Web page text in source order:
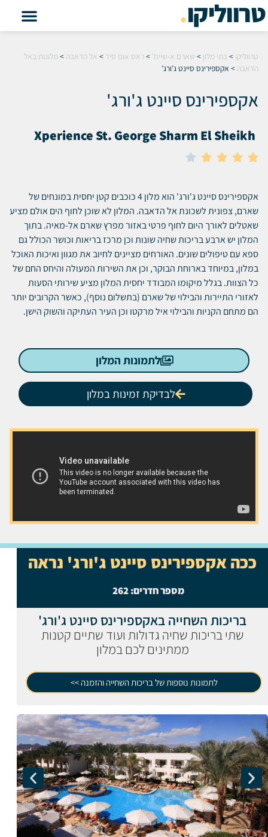
טרווליקו.
טרווליקו > בתי מלון > שארם א-שייח' > ראס אום סיד > אל הדאבה > מלונות באל
הדאבה > אקספירינס סיינט ג’ורג’
אקספירינס סיינט ג'ורג'
Xperience St. George Sharm El Sheikh





אקספירינס סיינט ג'ורג' הוא מלון 4 כוכבים קטן יחסית במונחים של
שארם, צפונית לשכונת אל הדאבה. המלון לא שוכן לחוף הים אולם מציע
שאטלים לאורך היום לחוף פרטי באזור מפרץ שארם אל-מאיה. בתוך
המלון יש ארבע בריכות שחיה שונות וכן מרכז בריאות וכושר הכולל גם
ספא עם טיפולים שונים. האורחים מציינים לחיוב את מגוון ואיכות האוכל
במלון, במיוחד בארוחת הבוקר, וכן את השירות המעולה והיחס החם של
כל הצוות. בגלל מיקומו המבודד יחסית המלון מציע שירותי הסעות
לאזורי התיירות והבילוי של שארם (בתשלום נוסף), כאשר הקרובים יותר
הם מתחם הקניות והבילוי איל מרקטו וכן העיר העתיקה והשוק הישן.
לתמונות המלון
לבדיקת זמינות במלון
ככה אקספירינס סיינט ג'ורג' נראה
מספר חדרים:262
בריכות השחייה באקספירינס סיינט ג'ורג'
שתי בריכות שחיה גדולות ועוד שתיים קטנות
ממתינים לכם במלון
לתמונות נוספות של בריכות השחייה והזמנה >>